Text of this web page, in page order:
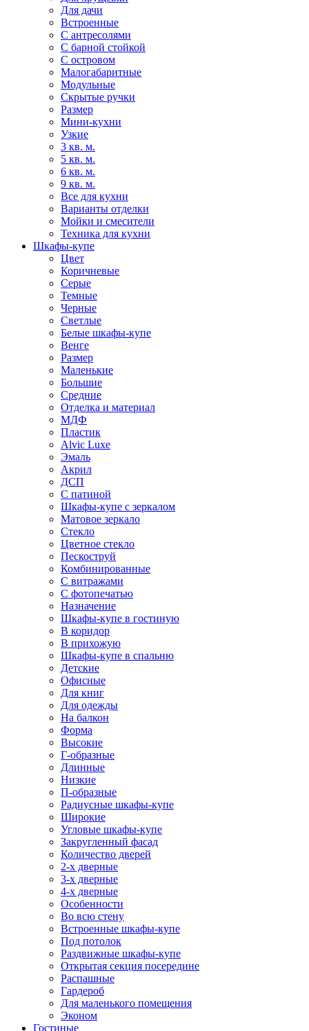
Для дачи
Встроенные
С антресолями
С барной стойкой
С островом
Малогабаритные
Модульные
Скрытые ручки
Размер
Мини-кухни
Узкие
3 кв. м.
5 кв. м.
6 кв. м.
9 кв. м.
Все для кухни
Варианты отделки
Мойки и смесители
Техника для кухни
Шкафы-купе
Цвет
Коричневые
Серые
Темные
Черные
Светлые
Белые шкафы-купе
Венге
Размер
Маленькие
Большие
Средние
Отделка и материал
МДФ
Пластик
Alvic Luxe
Эмаль
Акрил
ДСП
С патиной
Шкафы-купе с зеркалом
Матовое зеркало
Стекло
Цветное стекло
Пескоструй
Комбинированные
С витражами
С фотопечатью
Назначение
Шкафы-купе в гостиную
В коридор
В прихожую
Шкафы-купе в спальню
Детские
Офисные
Для книг
Для одежды
На балкон
Форма
Высокие
Г-образные
Длинные
Низкие
П-образные
Радиусные шкафы-купе
Широкие
Угловые шкафы-купе
Закругленный фасад
Количество дверей
2-х дверные
3-х дверные
4-х дверные
Особенности
Во всю стену
Встроенные шкафы-купе
Под потолок
Раздвижные шкафы-купе
Открытая секция посередине
Распашные
Гардероб
Для маленького помещения
Эконом
Гостиные